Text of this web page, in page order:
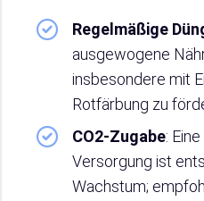
Regelmäßige
ausgewogene
insbesondere mit
Rotfärbung zu
CO2-Zugabe:
Versorgung ist
Wachstum;